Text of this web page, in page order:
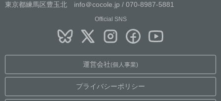
東京都練馬区豊玉北 info＠cocole.jp / 070-8987-5881
Official SNS
運営会社(個人事業)
プライバシーポリシー